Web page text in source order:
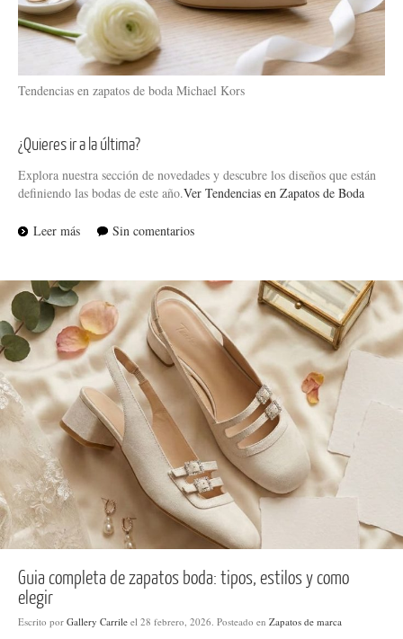
Tendencias en zapatos de boda Michael Kors
¿Quieres ir a la última?
Explora nuestra sección de novedades y descubre los diseños que están
definiendo las bodas de este año.Ver Tendencias en Zapatos de Boda
Leer más Sin comentarios
Guia completa de zapatos boda: tipos, estilos y como
elegir
Escrito por Gallery Carrile el 28 febrero, 2026 . Posteado en Zapatos de marca